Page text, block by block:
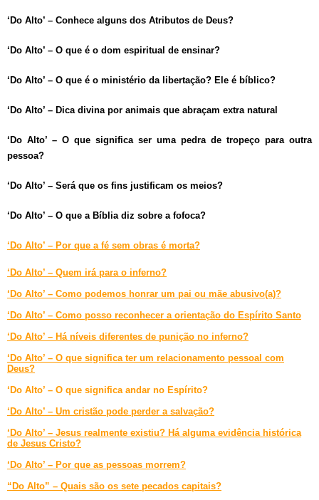
‘Do Alto’ – Conhece alguns dos Atributos de Deus?
‘Do Alto’ – O que é o dom espiritual de ensinar?
‘Do Alto’ – O que é o ministério da libertação? Ele é bíblico?
‘Do Alto’ – Dica divina por animais que abraçam extra natural
‘Do Alto’ – O que significa ser uma pedra de tropeço para outra
pessoa?
‘Do Alto’ – Será que os fins justificam os meios?
‘Do Alto’ – O que a Bíblia diz sobre a fofoca?
‘Do Alto’ – Por que a fé sem obras é morta?
‘Do Alto’ – Quem irá para o inferno?
‘Do Alto’ – Como podemos honrar um pai ou mãe abusivo(a)?
‘Do Alto’ – Como posso reconhecer a orientação do Espírito Santo
‘Do Alto’ – Há níveis diferentes de punição no inferno?
‘Do Alto’ – O que significa ter um relacionamento pessoal com
Deus?
‘Do Alto’ – O que significa andar no Espírito?
‘Do Alto’ – Um cristão pode perder a salvação?
‘Do Alto’ – Jesus realmente existiu? Há alguma evidência histórica
de Jesus Cristo?
‘Do Alto’ – Por que as pessoas morrem?
“Do Alto” – Quais são os sete pecados capitais?